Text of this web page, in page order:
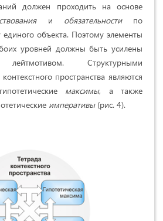
должен проходить на основе
и обязательностипо
объекта. Поэтому элементы
уровней должны быть усилены
лейтмотивом. Структурными
пространства являются
максимы, а также
императивы(рис. 4).